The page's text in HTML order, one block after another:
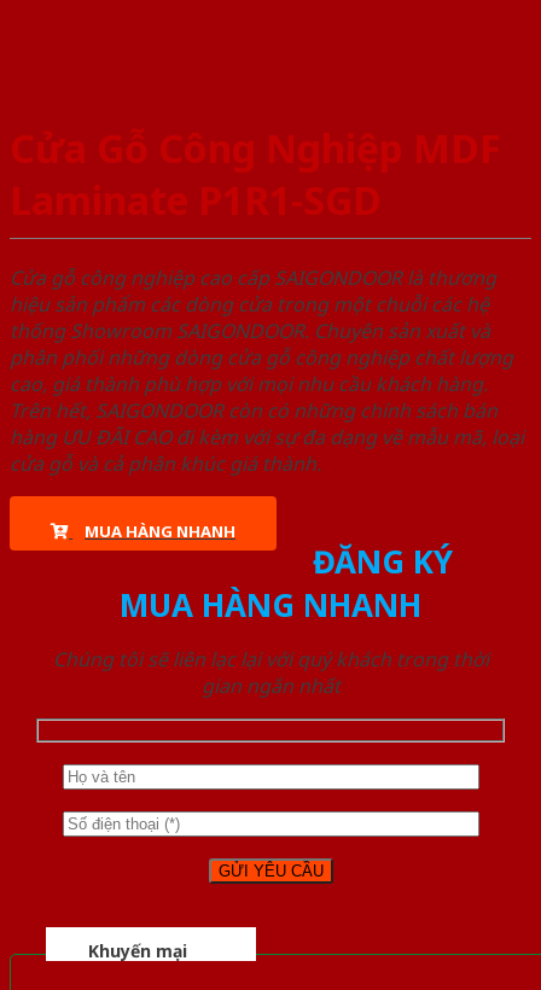
Cửa Gỗ Công Nghiệp MDF
Laminate P1R1-SGD
Cửa gỗ công nghiệp cao cấp SAIGONDOOR là thương
hiệu sản phẩm các dòng cửa trong một chuỗi các hệ
thống Showroom SAIGONDOOR. Chuyên sản xuất và
phân phối những dòng cửa gỗ công nghiệp chất lượng
cao, giá thành phù hợp với mọi nhu cầu khách hàng.
Trên hết, SAIGONDOOR còn có những chính sách bán
hàng ƯU ĐÃI CAO đi kèm với sự đa dạng về mẫu mã, loại
cửa gỗ và cả phân khúc giá thành.
MUA HÀNG NHANH
ĐĂNG KÝ
MUA HÀNG NHANH
Chúng tôi sẽ liên lạc lại với quý khách trong thời
gian ngắn nhất
Khuyến mại